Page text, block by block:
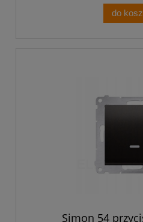
do
Simon 54